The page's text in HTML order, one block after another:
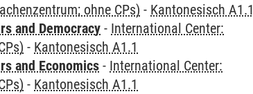
ohne CPs) - Kantonesisch A1.1
and Democracy - International Center:
- Kantonesisch A1.1
and Economics - International Center:
- Kantonesisch A1.1